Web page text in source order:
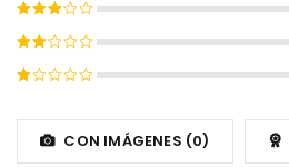
5
Valorado
de 5
Valorado
3de
Valorado
de
con
CON IMÁGENES (0)